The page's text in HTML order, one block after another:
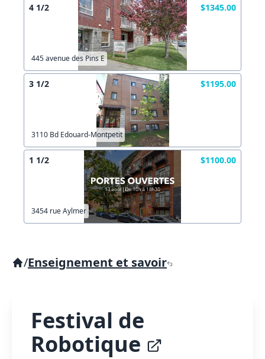
4 1/2 $1345.00
445 avenue des Pins E
3 1/2 $1195.00
3110 Bd Edouard-Montpetit
1 1/2 $1100.00
3454 rue Aylmer
/Enseignement et savoir
Festival de
Robotique